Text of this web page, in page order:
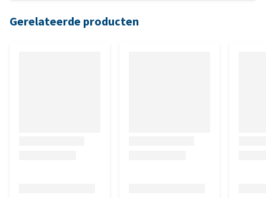
Gerelateerde producten